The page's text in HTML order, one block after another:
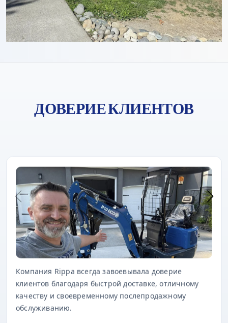
ДОВЕРИЕ КЛИЕНТОВ
Компания Rippa всегда завоевывала доверие
клиентов благодаря быстрой доставке, отличному
качеству и своевременному послепродажному
обслуживанию.